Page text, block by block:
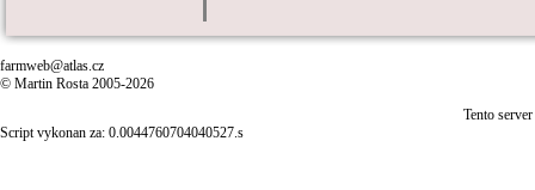
farmweb@atlas.cz
© Martin Rosta 2005-2026
Tento
Script vykonan za: 0.0044760704040527.s